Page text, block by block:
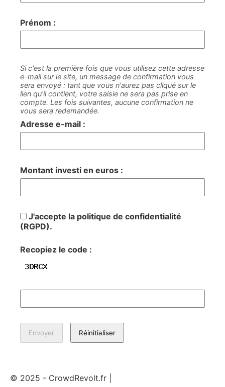
Prénom :
Si c'est la première fois que vous utilisez cette adresse
e-mail sur le site, un message de confirmation vous
sera envoyé : tant que vous n'aurez pas cliqué sur le
lien qu'il contient, votre saisie ne sera pas prise en
compte. Les fois suivantes, aucune confirmation ne
vous sera redemandée.
Adresse e-mail :
Montant investi en euros :
J'accepte la politique de confidentialité
(RGPD).
Recopiez le code :
© 2025 - CrowdRevolt.fr |